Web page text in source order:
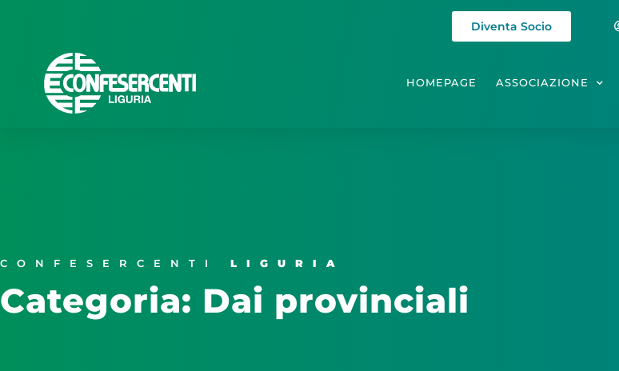
Diventa Socio
HOMEPAGE ASSOCIAZIONE
CONFESERCENTI LIGURIA
Categoria: Dai provinciali